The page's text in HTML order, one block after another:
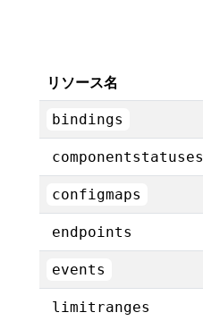
リソース名
bindings
componentstatuses
configmaps
endpoints
events
limitranges